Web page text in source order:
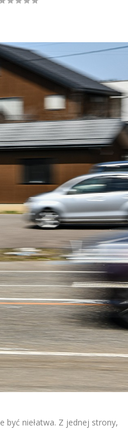
być niełatwa. Z jednej strony,